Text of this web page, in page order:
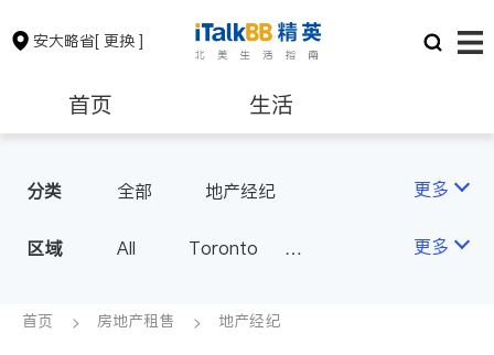
安大略省[ 更换 ]
首页 生活
保险理财 房地产租售
银行贷款 会计师
分类 全部 地产经纪 更多
区域 All
Toronto
Scarborough
更多
首页 房地产租售 地产经纪